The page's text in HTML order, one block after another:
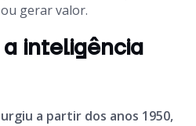
gerar valor.
inteligência
a partir dos anos 1950,